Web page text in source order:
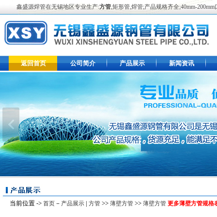
鑫盛源焊管在无锡地区专业生产:方管,矩形管,焊管;产品规格齐全;40mm-
返回首页 公司简介 产品展示 新闻资讯
当前位置 -> 首页 － 产品展示 | 方管 >> 薄壁方管 >> 薄壁方管 更多薄壁方管规格